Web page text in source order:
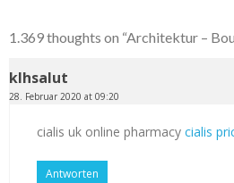
1.369 thoughts on “Architektur –
klhsalut
28. Februar 2020 at 09:20
cialis uk online pharmacy cialis
Antworten